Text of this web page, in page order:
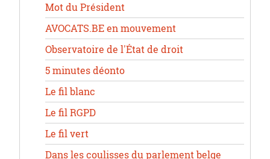
Mot du Président
AVOCATS.BE en mouvement
Observatoire de l'État de droit
5 minutes déonto
Le fil blanc
Le fil RGPD
Le fil vert
Dans les coulisses du parlement belge